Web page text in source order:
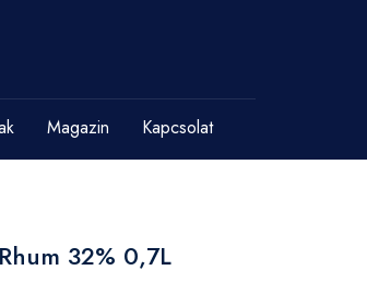
Magazin Kapcsolat
32% 0,7L